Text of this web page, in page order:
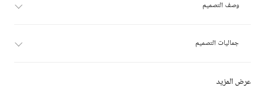
عرض المزيد
وصف التصميم
جماليات التصميم